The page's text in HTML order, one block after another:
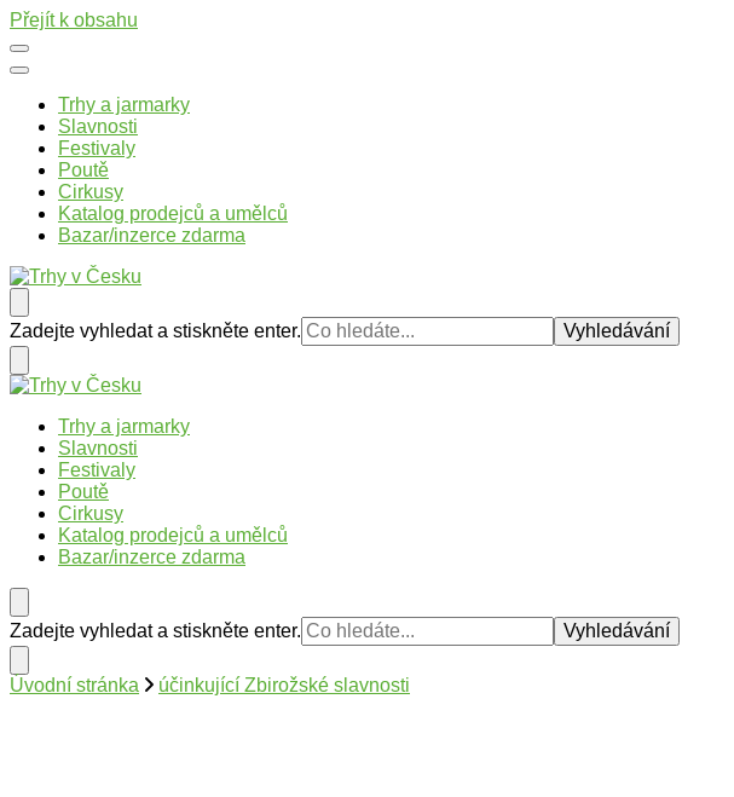
Přejít k obsahu
Trhy a jarmarky
Slavnosti
Festivaly
Poutě
Cirkusy
Katalog prodejců a umělců
Bazar/inzerce zdarma
Trhy v Česku
Trhy, jarmarky, slavnosti a poutě v České republice
Hledáte
něco
?
Zadejte vyhledat a stiskněte enter.
Trhy v Česku
Trhy, jarmarky, slavnosti a poutě v České republice
Trhy a jarmarky
Slavnosti
Festivaly
Poutě
Cirkusy
Katalog prodejců a umělců
Bazar/inzerce zdarma
Hledáte
něco
?
Zadejte vyhledat a stiskněte enter.
Úvodní stránka účinkující Zbirožské slavnosti